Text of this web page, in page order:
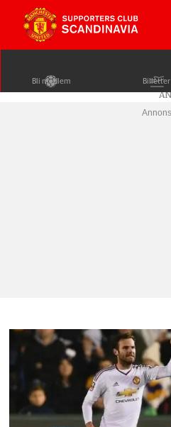
Bli medlem Billetter